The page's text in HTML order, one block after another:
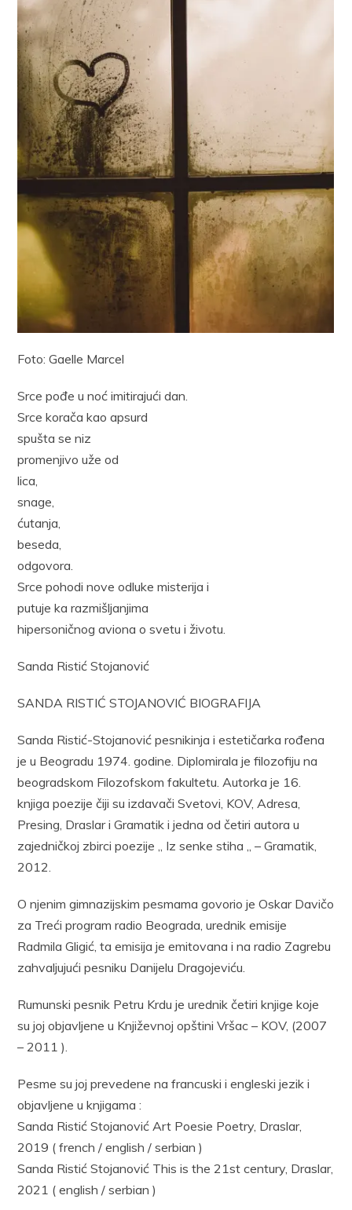
Foto: Gaelle Marcel
Srce pođe u noć imitirajući dan.
Srce korača kao apsurd
spušta se niz
promenjivo uže od
lica,
snage,
ćutanja,
beseda,
odgovora.
Srce pohodi nove odluke misterija i
putuje ka razmišljanjima
hipersoničnog aviona o svetu i životu.
Sanda Ristić Stojanović
SANDA RISTIĆ STOJANOVIĆ BIOGRAFIJA
Sanda Ristić-Stojanović pesnikinja i estetičarka rođena
je u Beogradu 1974. godine. Diplomirala je filozofiju na
beogradskom Filozofskom fakultetu. Autorka je 16.
knjiga poezije čiji su izdavači Svetovi, KOV, Adresa,
Presing, Draslar i Gramatik i jedna od četiri autora u
zajedničkoj zbirci poezije „ Iz senke stiha „ – Gramatik,
2012.
O njenim gimnazijskim pesmama govorio je Oskar Davičo
za Treći program radio Beograda, urednik emisije
Radmila Gligić, ta emisija je emitovana i na radio Zagrebu
zahvaljujući pesniku Danijelu Dragojeviću.
Rumunski pesnik Petru Krdu je urednik četiri knjige koje
su joj objavljene u Književnoj opštini Vršac – KOV, (2007
– 2011 ).
Pesme su joj prevedene na francuski i engleski jezik i
objavljene u knjigama :
Sanda Ristić Stojanović Art Poesie Poetry, Draslar,
2019 ( french / english / serbian )
Sanda Ristić Stojanović This is the 21st century, Draslar,
2021 ( english / serbian )